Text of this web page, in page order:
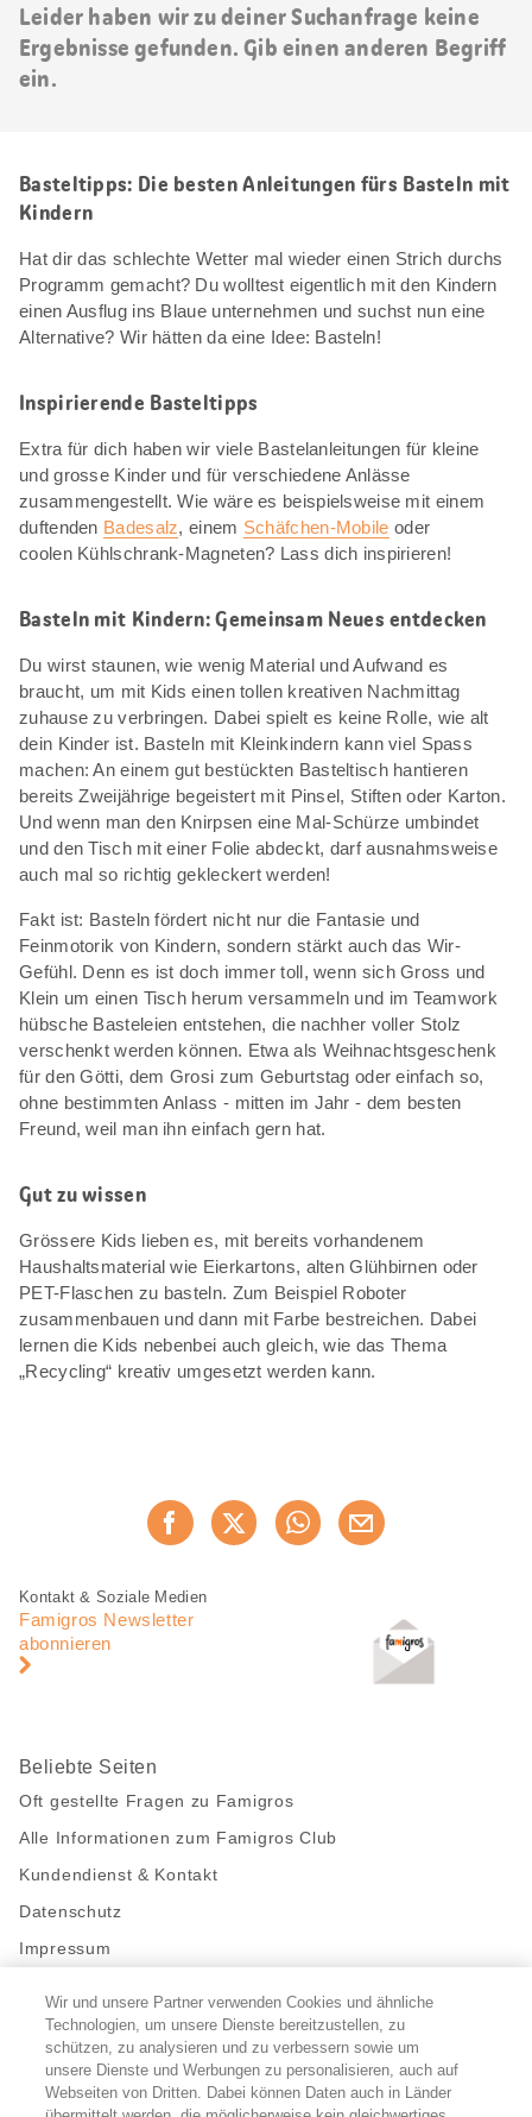
Leider haben wir zu deiner Suchanfrage keine
Ergebnisse gefunden. Gib einen anderen Begriff
ein.
Basteltipps: Die besten Anleitungen fürs Basteln mit
Kindern
Hat dir das schlechte Wetter mal wieder einen Strich durchs
Programm gemacht? Du wolltest eigentlich mit den Kindern
einen Ausflug ins Blaue unternehmen und suchst nun eine
Alternative? Wir hätten da eine Idee: Basteln!
Inspirierende Basteltipps
Extra für dich haben wir viele Bastelanleitungen für kleine
und grosse Kinder und für verschiedene Anlässe
zusammengestellt. Wie wäre es beispielsweise mit einem
duftenden Badesalz, einem Schäfchen-Mobile oder
coolen Kühlschrank-Magneten? Lass dich inspirieren!
Basteln mit Kindern: Gemeinsam Neues entdecken
Du wirst staunen, wie wenig Material und Aufwand es
braucht, um mit Kids einen tollen kreativen Nachmittag
zuhause zu verbringen. Dabei spielt es keine Rolle, wie alt
dein Kinder ist. Basteln mit Kleinkindern kann viel Spass
machen: An einem gut bestückten Basteltisch hantieren
bereits Zweijährige begeistert mit Pinsel, Stiften oder Karton.
Und wenn man den Knirpsen eine Mal-Schürze umbindet
und den Tisch mit einer Folie abdeckt, darf ausnahmsweise
auch mal so richtig gekleckert werden!
Fakt ist: Basteln fördert nicht nur die Fantasie und
Feinmotorik von Kindern, sondern stärkt auch das Wir-
Gefühl. Denn es ist doch immer toll, wenn sich Gross und
Klein um einen Tisch herum versammeln und im Teamwork
hübsche Basteleien entstehen, die nachher voller Stolz
verschenkt werden können. Etwa als Weihnachtsgeschenk
für den Götti, dem Grosi zum Geburtstag oder einfach so,
ohne bestimmten Anlass - mitten im Jahr - dem besten
Freund, weil man ihn einfach gern hat.
Gut zu wissen
Grössere Kids lieben es, mit bereits vorhandenem
Haushaltsmaterial wie Eierkartons, alten Glühbirnen oder
PET-Flaschen zu basteln. Zum Beispiel Roboter
zusammenbauen und dann mit Farbe bestreichen. Dabei
lernen die Kids nebenbei auch gleich, wie das Thema
„Recycling“ kreativ umgesetzt werden kann.
Jetzt weiterempfehlen
Fusszeile
Fusszeile
Navigation
Kontakt & Soziale Medien
Famigros Newsletter
abonnieren
Beliebte Seiten
Oft gestellte Fragen zu Famigros
Alle Informationen zum Famigros Club
Kundendienst & Kontakt
Datenschutz
Impressum
Bleibe mit uns in Kontakt
Facebook
https://twitter.com/migros
https://www.youtube.com/user/
PinterestInstagram
Wir und unsere Partner verwenden Cookies und ähnliche
Technologien, um unsere Dienste bereitzustellen, zu
schützen, zu analysieren und zu verbessern sowie um
unsere Dienste und Werbungen zu personalisieren, auch auf
Webseiten von Dritten. Dabei können Daten auch in Länder